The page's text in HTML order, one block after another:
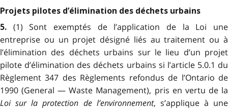
Projets pilotes d’élimination des déchets urbains
5. (1) Sont exemptés de l’application de la Loi une
entreprise ou un projet désigné liés au traitement ou à
l’élimination des déchets urbains sur le lieu d’un projet
pilote d’élimination des déchets urbains si l’article 5.0.1 du
Règlement 347 des Règlements refondus de l’Ontario de
1990 (General — Waste Management), pris en vertu de la
Loi sur la protection de l’environnement, s’applique à une